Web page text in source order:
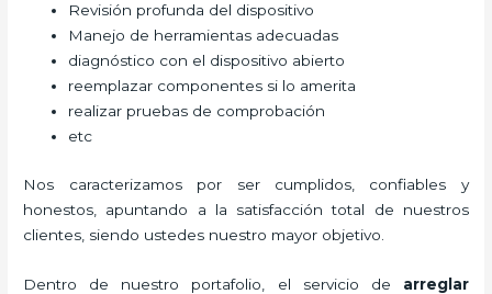
Revisión profunda del dispositivo
Manejo de herramientas adecuadas
diagnóstico con el dispositivo abierto
reemplazar componentes si lo amerita
realizar pruebas de comprobación
etc
Nos caracterizamos por ser cumplidos, confiables y
honestos, apuntando a la satisfacción total de nuestros
clientes, siendo ustedes nuestro mayor objetivo.
Dentro de nuestro portafolio, el servicio de arreglar